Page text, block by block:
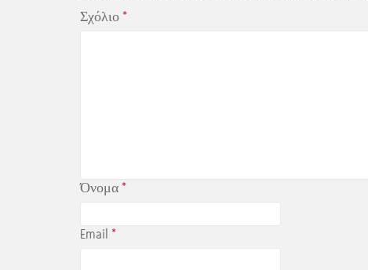
Σχόλιο *
Όνομα *
Email *